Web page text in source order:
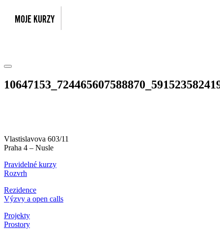
Vlastislavova 603/11
Praha 4 – Nusle
Pravidelné kurzy
Rozvrh
Rezidence
Výzvy a open calls
Projekty
Prostory